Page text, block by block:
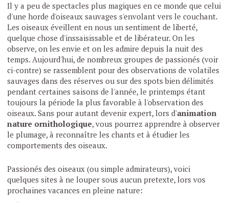
Il y a peu de spectacles plus magiques en ce monde que celui
d'une horde d'oiseaux sauvages s'envolant vers le couchant.
Les oiseaux éveillent en nous un sentiment de liberté,
quelque chose d'inssaisissable et de libérateur. On les
observe, on les envie et on les admire depuis la nuit des
temps. Aujourd'hui, de nombreux groupes de passionés (voir
ci-contre) se rassemblent pour des observations de volatiles
sauvages dans des réserves ou sur des spots bien délimités
pendant certaines saisons de l'année, le printemps étant
toujours la période la plus favorable à l'observation des
oiseaux. Sans pour autant devenir expert, lors d'animation
nature ornithologique, vous pourrez apprendre à observer
le plumage, à reconnaître les chants et à étudier les
comportements des oiseaux.
Passionés des oiseaux (ou simple admirateurs), voici
quelques sites à ne louper sous aucun pretexte, lors vos
prochaines vacances en pleine nature: